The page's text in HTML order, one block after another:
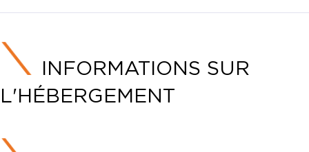
INFORMATIONS SUR
L'HÉBERGEMENT